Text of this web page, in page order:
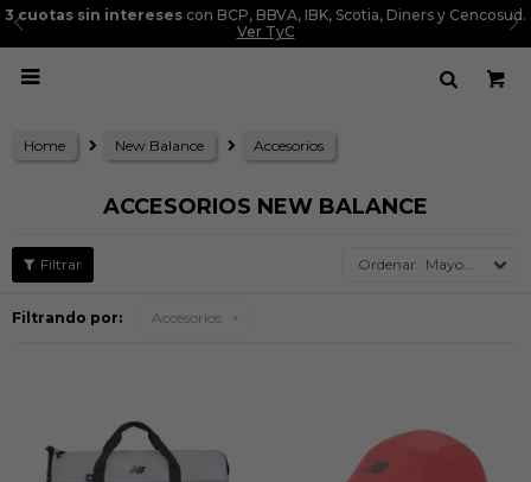
3 cuotas sin intereses con BCP, BBVA, IBK, Scotia, Diners y Cencosud.
Ver TyC

Home New Balance Accesorios
ACCESORIOS NEW BALANCE
Mayor precio
Filtrando por: Accesorios